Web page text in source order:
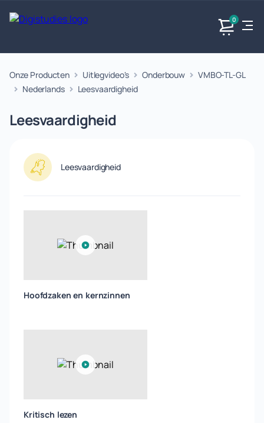
0
Exacte
vakken
vakken.
Taalvakken
vakken.
Maatschappijvakken
Geen vakken.
Producten
Onze Producten Uitlegvideo's Onderbouw
VMBO-TL-GL
Nederlands
Leesvaardigheid
Leesvaardigheid
Leesvaardigheid
Hoofdzaken en kernzinnen
Kritisch lezen